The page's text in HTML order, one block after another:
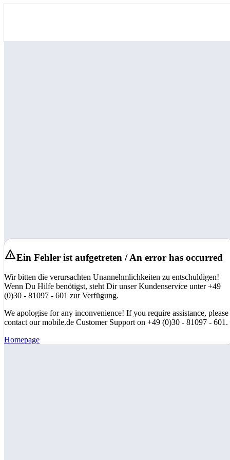
Ein Fehler ist aufgetreten / An error has occurred
Wir bitten die verursachten Unannehmlichkeiten zu entschuldigen!
Wenn Du Hilfe benötigst, steht Dir unser Kundenservice unter +49
(0)30 - 81097 - 601 zur Verfügung.
We apologise for any inconvenience! If you require assistance, please
contact our mobile.de Customer Support on +49 (0)30 - 81097 - 601.
Homepage